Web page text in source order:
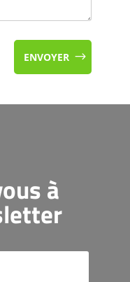
ENVOYER
à